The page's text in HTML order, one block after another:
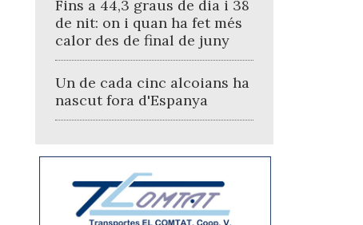
Fins a 44,3 graus de dia i 38
de nit: on i quan ha fet més
calor des de final de juny
Un de cada cinc alcoians ha
nascut fora d'Espanya